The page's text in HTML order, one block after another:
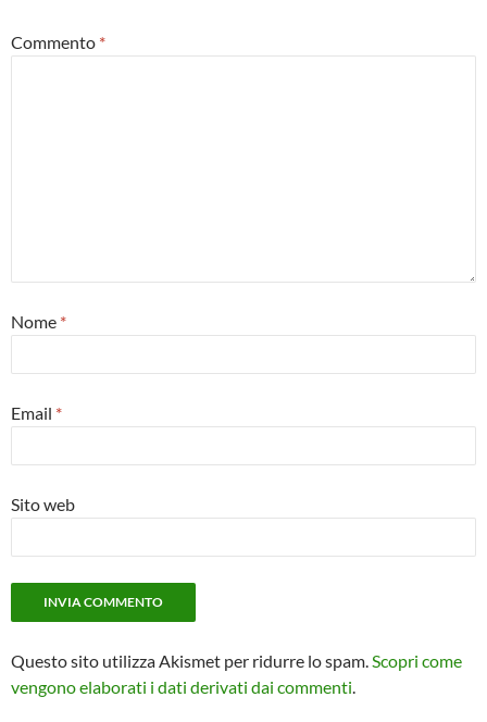
Commento *
Nome *
Email *
Sito web
Questo sito utilizza Akismet per ridurre lo spam. Scopri come
vengono elaborati i dati derivati dai commenti